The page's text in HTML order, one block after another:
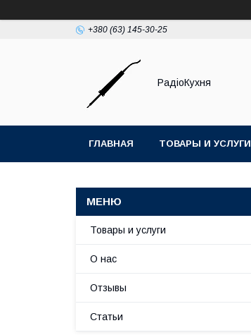
+380 (63) 145-30-25
РадіоКухня
ГЛАВНАЯ ТОВАРЫ И УСЛУГИ
Товары и услуги
О нас
Отзывы
Статьи